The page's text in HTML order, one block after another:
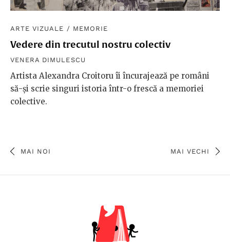
ARTE VIZUALE / MEMORIE
Vedere din trecutul nostru colectiv
VENERA DIMULESCU
Artista Alexandra Croitoru îi încurajează pe români
să-și scrie singuri istoria într-o frescă a memoriei
colective.
MAI NOI MAI VECHI